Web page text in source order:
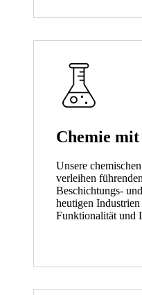
Chemie
Unsere
verleihen
Beschichtungs-
heutigen
Funktionalität und